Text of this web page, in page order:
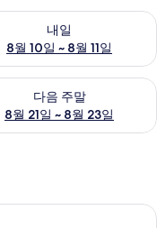
10일
내일
8월 10일 ~ 8월 11일
약 가능 여부 확인, 8월
8월 16일
다음 주말
8월 21일 ~ 8월 23일
말 예약 가능 여부 확인
Vintage